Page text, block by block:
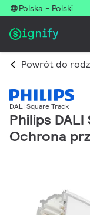
Polska - Polski
Powrót do
DALI Square Track
Philips
Ochrona